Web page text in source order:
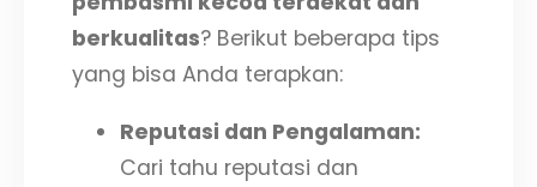
berkualitas? Berikut beberapa tips
yang bisa Anda terapkan:
Reputasi dan Pengalaman:
Cari tahu reputasi dan